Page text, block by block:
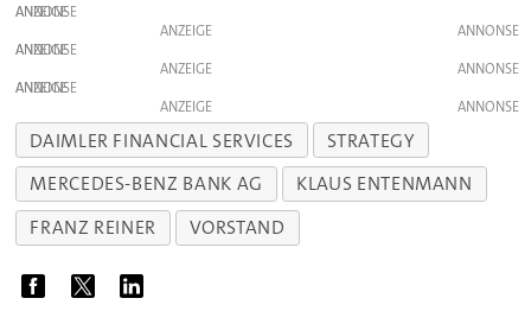
ANZEIGE
ANZEIGE
ANZEIGE
ANZEIGE
ANZEIGE
ANZEIGE
DAIMLER FINANCIAL SERVICES
STRATEGY
MERCEDES-BENZ BANK AG
KLAUS ENTENMANN
FRANZ REINER
VORSTAND